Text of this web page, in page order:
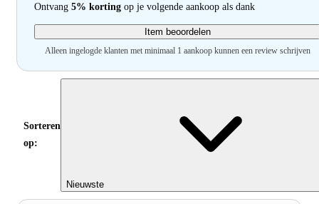
Ontvang 5% korting op je volgende aankoop als dank
Item beoordelen
Alleen ingelogde klanten met minimaal 1 aankoop kunnen een review schrijven
Sorteren
op:
Nieuwste